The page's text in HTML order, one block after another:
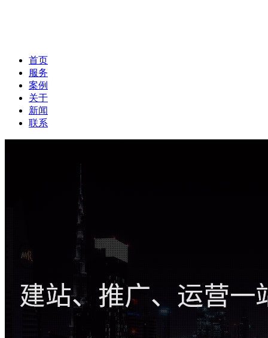
首页
服务
案例
关于
新闻
联系